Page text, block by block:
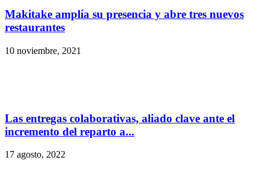
Makitake amplía su presencia y abre tres nuevos
restaurantes
10 noviembre, 2021
Las entregas colaborativas, aliado clave ante el
incremento del reparto a...
17 agosto, 2022